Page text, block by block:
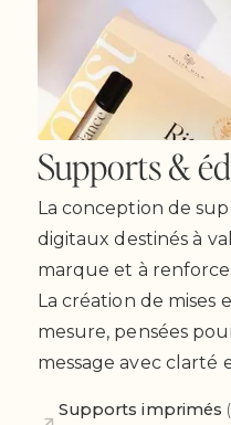
Supports &
La conception de
digitaux destinés à
marque et à
La création de mises
mesure, pensées
message avec clarté
Supports imprimés